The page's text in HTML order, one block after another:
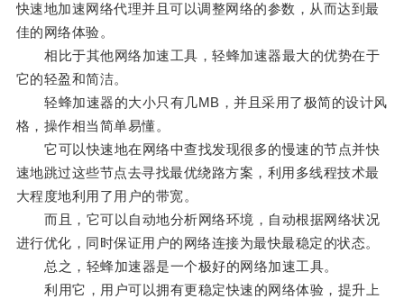
快速地加速网络代理并且可以调整网络的参数，从而达到最
佳的网络体验。
相比于其他网络加速工具，轻蜂加速器最大的优势在于
它的轻盈和简洁。
轻蜂加速器的大小只有几MB，并且采用了极简的设计风
格，操作相当简单易懂。
它可以快速地在网络中查找发现很多的慢速的节点并快
速地跳过这些节点去寻找最优绕路方案，利用多线程技术最
大程度地利用了用户的带宽。
而且，它可以自动地分析网络环境，自动根据网络状况
进行优化，同时保证用户的网络连接为最快最稳定的状态。
总之，轻蜂加速器是一个极好的网络加速工具。
利用它，用户可以拥有更稳定快速的网络体验，提升上